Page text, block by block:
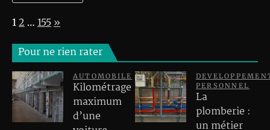
Page:
1 2 … 155 Next
»
Pour ne rien rater
AUTOMOBILE
Kilométrage
maximum
d’une
PERSONNEL
La
plomberie :
un métier